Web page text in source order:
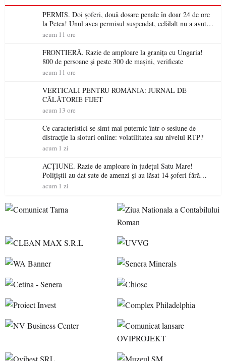
PERMIS. Doi șoferi, două dosare penale în doar 24 de ore
la Petea! Unul avea permisul suspendat, celălalt nu a avut
niciodată permis
acum 11 ore
FRONTIERĂ. Razie de amploare la granița cu Ungaria!
800 de persoane și peste 300 de mașini, verificate
acum 11 ore
VERTICALI PENTRU ROMÂNIA: JURNAL DE
CĂLĂTORIE FIJET
acum 13 ore
Ce caracteristici se simt mai puternic într-o sesiune de
distracție la sloturi online: volatilitatea sau nivelul RTP?
acum 1 zi
ACȚIUNE. Razie de amploare în județul Satu Mare!
Polițiștii au dat sute de amenzi și au lăsat 14 șoferi fără
permis într-o singură zi
acum 1 zi